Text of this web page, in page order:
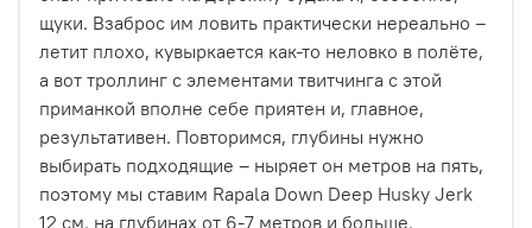
щуки. Взаброс им ловить практически нереально –
летит плохо, кувыркается как-то неловко в полёте,
а вот троллинг с элементами твитчинга с этой
приманкой вполне себе приятен и, главное,
результативен. Повторимся, глубины нужно
выбирать подходящие – ныряет он метров на пять,
поэтому мы ставим Rapala Down Deep Husky Jerk
12 см. на глубинах от 6-7 метров и больше.